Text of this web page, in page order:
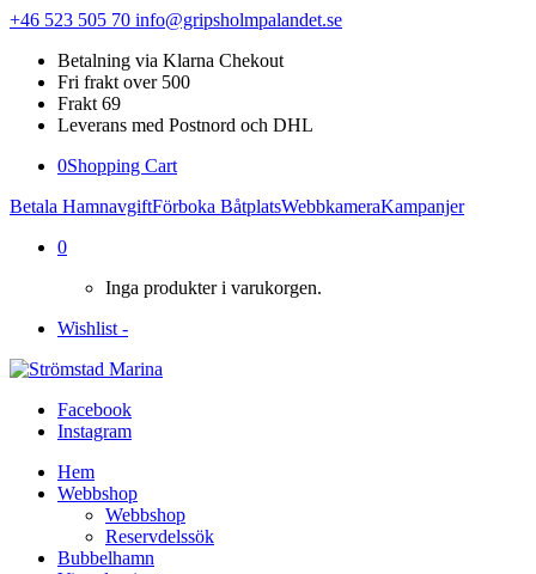
+46 523 505 70 info@gripsholmpalandet.se
Betalning via Klarna Chekout
Fri frakt over 500
Frakt 69
Leverans med Postnord och DHL
0Shopping Cart
Betala HamnavgiftFörboka BåtplatsWebbkameraKampanjer
0
Inga produkter i varukorgen.
Wishlist -
Facebook
Instagram
Hem
Webbshop
Webbshop
Reservdelssök
Bubbelhamn